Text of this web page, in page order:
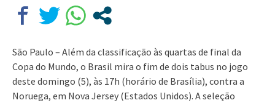
São Paulo – Além da classificação às quartas de final da
Copa do Mundo, o Brasil mira o fim de dois tabus no jogo
deste domingo (5), às 17h (horário de Brasília), contra a
Noruega, em Nova Jersey (Estados Unidos). A seleção